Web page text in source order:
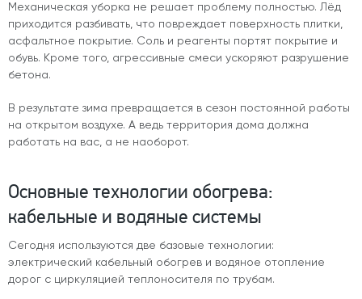
Механическая уборка не решает проблему полностью. Лёд
приходится разбивать, что повреждает поверхность плитки,
асфальтное покрытие. Соль и реагенты портят покрытие и
обувь. Кроме того, агрессивные смеси ускоряют разрушение
бетона.
В результате зима превращается в сезон постоянной работы
на открытом воздухе. А ведь территория дома должна
работать на вас, а не наоборот.
Основные технологии обогрева:
кабельные и водяные системы
Сегодня используются две базовые технологии:
электрический кабельный обогрев и водяное отопление
дорог с циркуляцией теплоносителя по трубам.